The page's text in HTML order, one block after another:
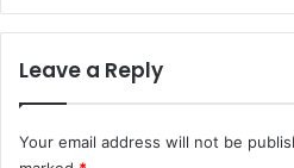
Leave a Reply
Your email address will not be